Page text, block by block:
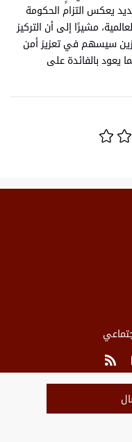
يعكس التزام الحكومة
مشيرًا إلى أن التركيز
سيسهم في تعزيز أمن
يعود بالفائدة على